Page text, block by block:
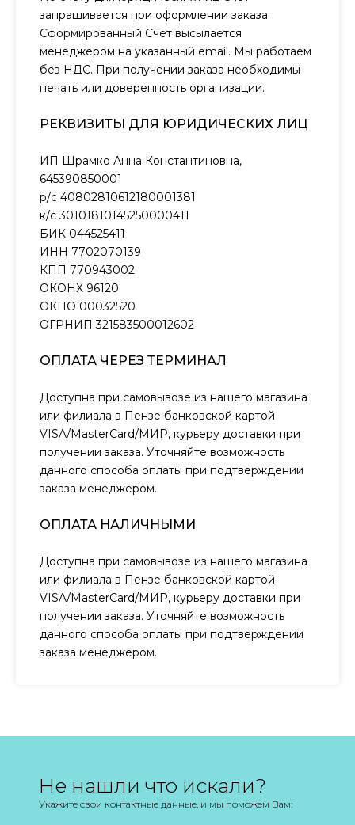
запрашивается при оформлении заказа.
Сформированный Счет высылается
менеджером на указанный email. Мы работаем
без НДС. При получении заказа необходимы
печать или доверенность организации.
РЕКВИЗИТЫ ДЛЯ ЮРИДИЧЕСКИХ ЛИЦ
ИП Шрамко Анна Константиновна,
645390850001
р/с 40802810612180001381
к/с 30101810145250000411
БИК 044525411
ИНН 7702070139
КПП 770943002
ОКОНХ 96120
ОКПО 00032520
ОГРНИП 321583500012602
ОПЛАТА ЧЕРЕЗ ТЕРМИНАЛ
Доступна при самовывозе из нашего магазина
или филиала в Пензе банковской картой
VISA/MasterCard/МИР, курьеру доставки при
получении заказа. Уточняйте возможность
данного способа оплаты при подтверждении
заказа менеджером.
ОПЛАТА НАЛИЧНЫМИ
Доступна при самовывозе из нашего магазина
или филиала в Пензе банковской картой
VISA/MasterCard/МИР, курьеру доставки при
получении заказа. Уточняйте возможность
данного способа оплаты при подтверждении
заказа менеджером.
Не нашли что искали?
Укажите свои контактные данные, и мы поможем Вам: